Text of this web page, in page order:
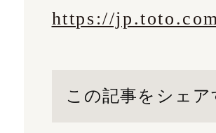
https://
この記事をシェア